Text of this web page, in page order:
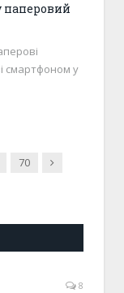
паперовий
смартфоном у
70 Next
8